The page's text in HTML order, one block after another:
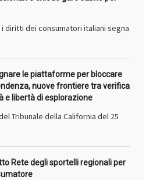
diritti dei consumatori italiani segna
le piattaforme per bloccare
nuove frontiere tra verifica
e libertà di esplorazione
Tribunale della California del 25
Rete degli sportelli regionali per